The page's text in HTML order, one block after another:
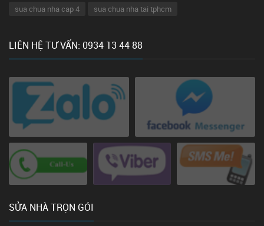
sua chua nha cap 4
sua chua nha tai tphcm
LIÊN HỆ TƯ VẤN: 0934 13 44 88
SỬA NHÀ TRỌN GÓI